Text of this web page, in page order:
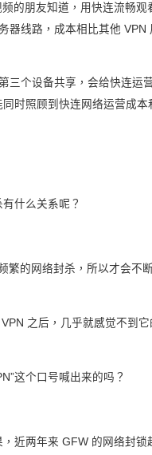
的朋友知道，用快连流畅观
器线路，成本相比其他 VPN
三个设备共享，会给快连运
时照顾到快连网络运营成本
什么关系呢？
繁的网络封杀，所以才会不
之后，几乎就感觉不到
这个口号喊出来的吗？
近两年来 GFW 的网络封锁